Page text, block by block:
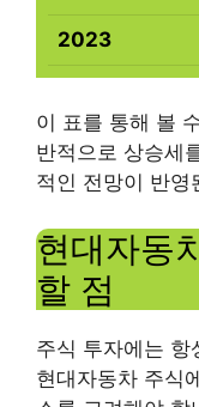
2023
이 표를 통해 볼
반적으로 상승세
적인 전망이 반영
현대자동
할 점
주식 투자에는 항
현대자동차 주식